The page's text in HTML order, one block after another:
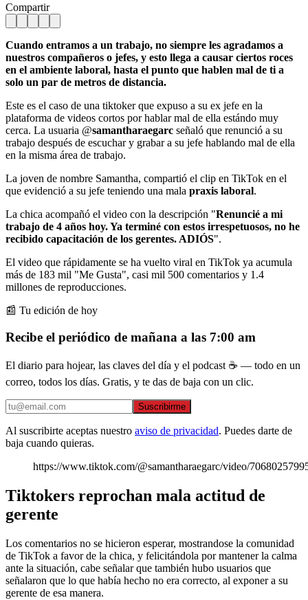
Compartir
Cuando entramos a un trabajo, no siempre les agradamos a
nuestros compañeros o jefes, y esto llega a causar ciertos roces
en el ambiente laboral, hasta el punto que hablen mal de ti a
solo un par de metros de distancia.
Este es el caso de una tiktoker que expuso a su ex jefe en la
plataforma de videos cortos por hablar mal de ella estándo muy
cerca. La usuaria @samantharaegarc señaló que renunció a su
trabajo después de escuchar y grabar a su jefe hablando mal de ella
en la misma área de trabajo.
La joven de nombre Samantha, compartió el clip en TikTok en el
que evidenció a su jefe teniendo una mala praxis laboral.
La chica acompañó el video con la descripción "Renuncié a mi
trabajo de 4 años hoy. Ya terminé con estos irrespetuosos, no he
recibido capacitación de los gerentes. ADIÓS".
El video que rápidamente se ha vuelto viral en TikTok ya acumula
más de 183 mil "Me Gusta", casi mil 500 comentarios y 1.4
millones de reproducciones.
📰 Tu edición de hoy
Recibe el periódico de mañana a las 7:00 am
El diario para hojear, las claves del día y el podcast ☕ — todo en un
correo, todos los días. Gratis, y te das de baja con un clic.
Suscribirme
Al suscribirte aceptas nuestro aviso de privacidad. Puedes darte de
baja cuando quieras.
https://www.tiktok.com/@samantharaegarc/video/
Tiktokers reprochan mala actitud de
gerente
Los comentarios no se hicieron esperar, mostrandose la comunidad
de TikTok a favor de la chica, y felicitándola por mantener la calma
ante la situación, cabe señalar que también hubo usuarios que
señalaron que lo que había hecho no era correcto, al exponer a su
gerente de esa manera.